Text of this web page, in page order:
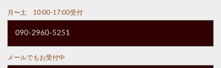
月〜土 10:00-17:00受付
090-2960-5251
メールでもお受付中